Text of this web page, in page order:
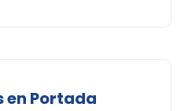
en Portada